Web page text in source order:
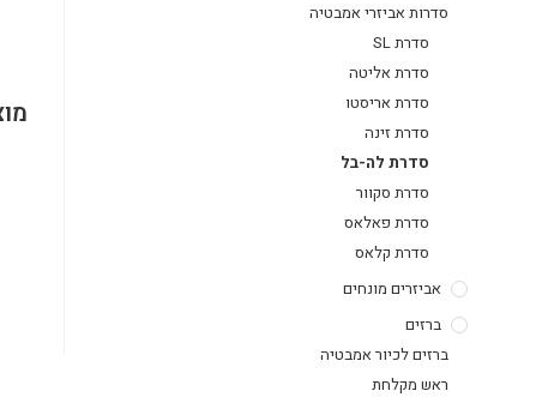
סדרות אביזרי אמבטיה
סדרת SL
סדרת אליטה
סדרת אריסטו
סדרת זינה
סדרת לה-בל
סדרת סקוור
סדרת פאלאס
סדרת קלאס
אביזרים מונחים
ברזים
ברזים לכיור אמבטיה
ראש מקלחת